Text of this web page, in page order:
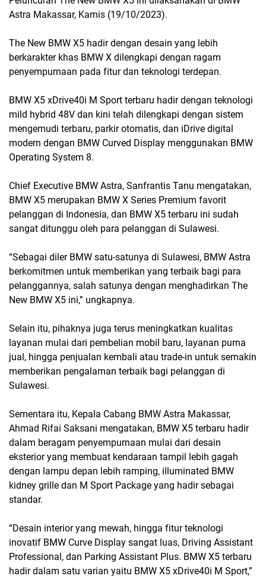
Astra Makassar, Kamis (19/10/2023).
The New BMW X5 hadir dengan desain yang lebih
berkarakter khas BMW X dilengkapi dengan ragam
penyempurnaan pada fitur dan teknologi terdepan.
BMW X5 xDrive40i M Sport terbaru hadir dengan teknologi
mild hybrid 48V dan kini telah dilengkapi dengan sistem
mengemudi terbaru, parkir otomatis, dan iDrive digital
modern dengan BMW Curved Display menggunakan BMW
Operating System 8.
Chief Executive BMW Astra, Sanfrantis Tanu mengatakan,
BMW X5 merupakan BMW X Series Premium favorit
pelanggan di Indonesia, dan BMW X5 terbaru ini sudah
sangat ditunggu oleh para pelanggan di Sulawesi.
“Sebagai diler BMW satu-satunya di Sulawesi, BMW Astra
berkomitmen untuk memberikan yang terbaik bagi para
pelanggannya, salah satunya dengan menghadirkan The
New BMW X5 ini,” ungkapnya.
Selain itu, pihaknya juga terus meningkatkan kualitas
layanan mulai dari pembelian mobil baru, layanan purna
jual, hingga penjualan kembali atau trade-in untuk semakin
memberikan pengalaman terbaik bagi pelanggan di
Sulawesi.
Sementara itu, Kepala Cabang BMW Astra Makassar,
Ahmad Rifai Saksani mengatakan, BMW X5 terbaru hadir
dalam beragam penyempurnaan mulai dari desain
eksterior yang membuat kendaraan tampil lebih gagah
dengan lampu depan lebih ramping, illuminated BMW
kidney grille dan M Sport Package yang hadir sebagai
standar.
“Desain interior yang mewah, hingga fitur teknologi
inovatif BMW Curve Display sangat luas, Driving Assistant
Professional, dan Parking Assistant Plus. BMW X5 terbaru
hadir dalam satu varian yaitu BMW X5 xDrive40i M Sport,”